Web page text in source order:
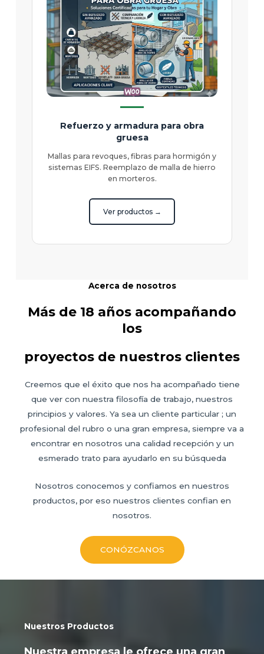
Refuerzo y armadura para obra
gruesa
Mallas para revoques, fibras para hormigón y
sistemas EIFS. Reemplazo de malla de hierro
en morteros.
Ver productos →
Acerca de nosotros
Más de 18 años acompañando
los
proyectos de nuestros clientes
Creemos que el éxito que nos ha acompañado tiene
que ver con nuestra filosofía de trabajo, nuestros
principios y valores. Ya sea un cliente particular ; un
profesional del rubro o una gran empresa, siempre va a
encontrar en nosotros una calidad recepción y un
esmerado trato para ayudarlo en su búsqueda
Nosotros conocemos y confiamos en nuestros
productos, por eso nuestros clientes confian en
nosotros.
CONÓZCANOS
Nuestros Productos